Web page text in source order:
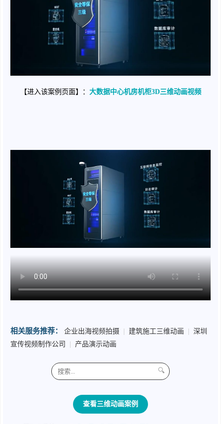
【进入该案例页面】： 大数据中心机房机柜3D三维动画视频
相关服务推荐： 企业出海视频拍摄 建筑施工三维动画
深圳
宣传视频制作公司
产品演示动画
🔍
查看三维动画案例